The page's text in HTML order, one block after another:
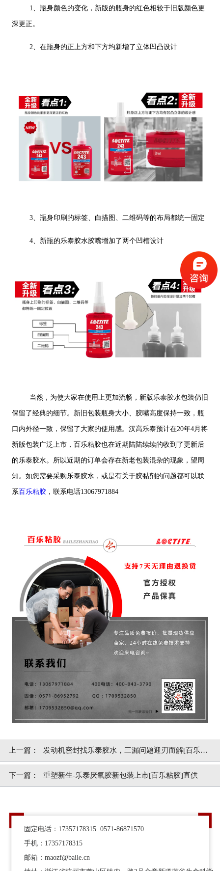
1、瓶身颜色的变化，新版的瓶身的红色相较于旧版颜色更
深更正。
2、在瓶身的正上方和下方均新增了立体凹凸设计
3、瓶身印刷的标签、白描图、二维码等的布局都统一固定
4、新瓶的乐泰胶水胶嘴增加了两个凹槽设计
当然，为使大家在使用上更加流畅，新版乐泰胶水包装仍旧
保留了经典的细节。新旧包装瓶身大小、胶嘴高度保持一致，瓶
口内外径一致，保留了大家的使用感。汉高乐泰预计在20年4月将
新版包装广泛上市，百乐粘胶也在近期陆陆续续的收到了更新后
的乐泰胶水。所以近期的订单会存在新老包装混杂的现象，望周
知。如您需要采购乐泰胶水，或是有关于胶黏剂的问题都可以联
系百乐粘胶，联系电话13067971884
上一篇： 发动机密封找乐泰胶水，三漏问题迎刃而解[百乐粘
胶]
下一篇： 重塑新生-乐泰厌氧胶新包装上市[百乐粘胶]直供
固定电话：17357178315 0571-86871570
手机：17357178315
邮箱：maozf@baile.cn